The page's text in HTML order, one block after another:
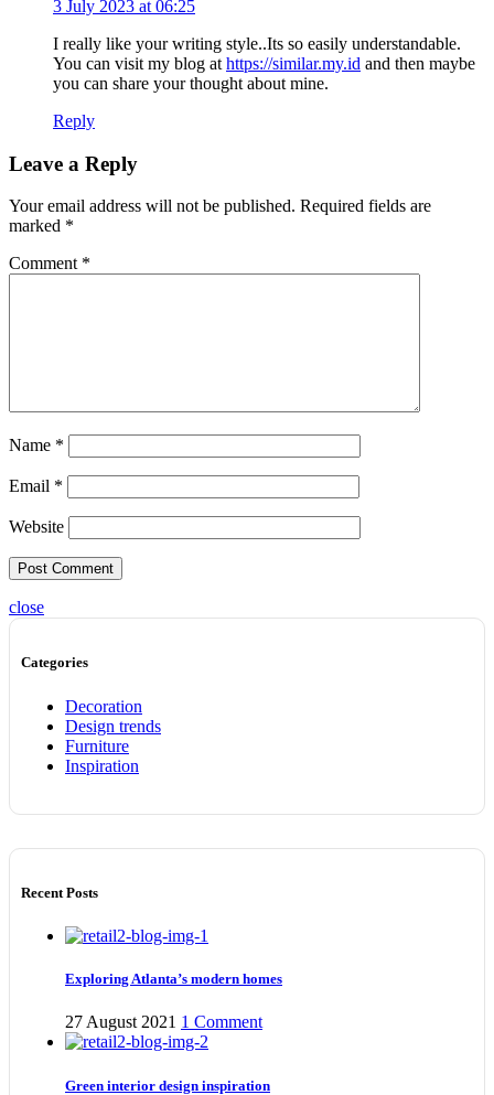
3 July 2023 at 06:25
I really like your writing style..Its so easily understandable.
You can visit my blog at https://similar.my.id and then maybe
you can share your thought about mine.
Reply
Leave a Reply
Your email address will not be published. Required fields are
marked *
Comment *
Name *
Email *
Website
close
Categories
Decoration
Design trends
Furniture
Inspiration
Recent Posts
Exploring Atlanta’s modern homes
27 August 2021 1 Comment
Green interior design inspiration